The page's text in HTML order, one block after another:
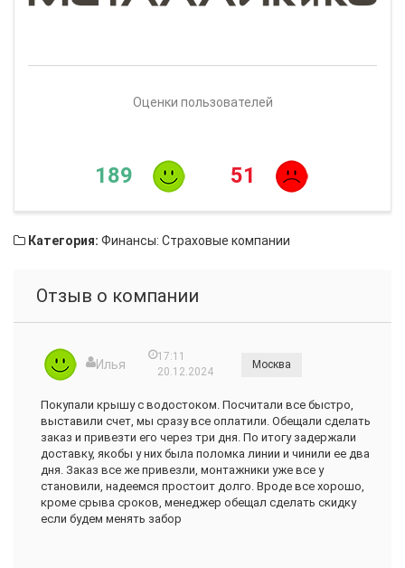
Оценки пользователей
189 51
Категория: Финансы: Страховые компании
Отзыв о компании
Илья
17:11
20.12.2024
Москва
Покупали крышу с водостоком. Посчитали все быстро,
выставили счет, мы сразу все оплатили. Обещали сделать
заказ и привезти его через три дня. По итогу задержали
доставку, якобы у них была поломка линии и чинили ее два
дня. Заказ все же привезли, монтажники уже все у
становили, надеемся простоит долго. Вроде все хорошо,
кроме срыва сроков, менеджер обещал сделать скидку
если будем менять забор